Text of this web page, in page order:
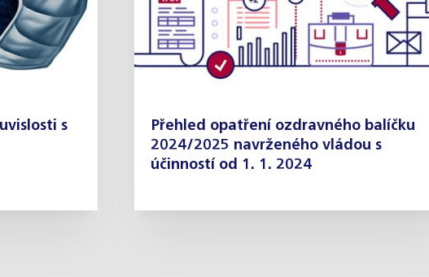
s
Přehled opatření ozdravného balíčku
2024/2025 navrženého vládou s
účinností od 1. 1. 2024